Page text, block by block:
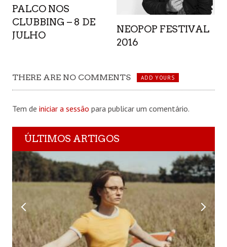
PALCO NOS
CLUBBING – 8 DE
JULHO
NEOPOP FESTIVAL
2016
THERE ARE NO COMMENTS ADD YOURS
Tem de iniciar a sessão para publicar um comentário.
ÚLTIMOS ARTIGOS